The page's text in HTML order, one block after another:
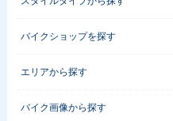
バイクショップを探す
エリアから探す
バイク画像から探す